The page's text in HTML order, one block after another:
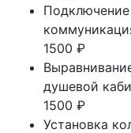
1500 ₽
душевой
1500 ₽
Установка